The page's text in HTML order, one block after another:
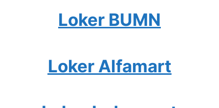
Loker BUMN
Loker Alfamart